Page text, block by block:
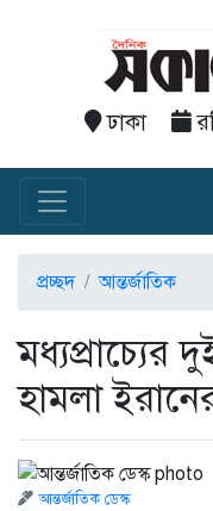
ঢাকা
প্রচ্ছদ আন্তর্জাতিক
মধ্যপ্রাচ্যের
হামলা
আন্তর্জাতিক ডেস্ক